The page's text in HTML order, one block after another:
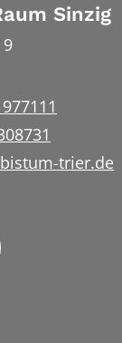
Sinzig
trier.de